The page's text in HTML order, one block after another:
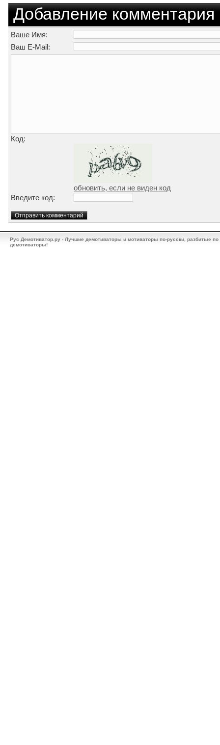
Добавление комментария
Ваше Имя:
Ваш E-Mail:
Код:
обновить, если не виден код
Введите код:
Рус Демотиватор.ру - Лучшие демотиваторы и мотиваторы по-русски, разбитые
демотиваторы!